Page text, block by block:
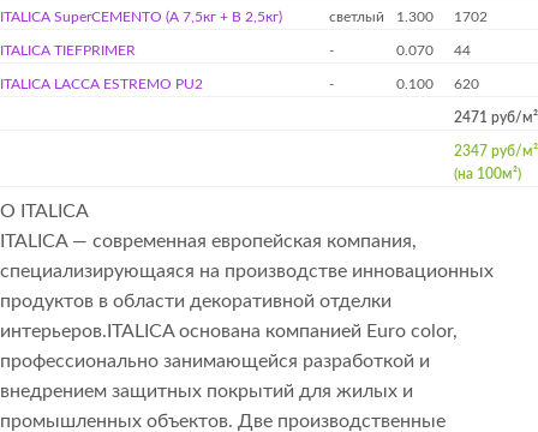
ITALICA SuperCEMENTO (А 7,5кг + B 2,5кг) светлый 1.300 1702
ITALICA TIEFPRIMER - 0.070 44
ITALICA LACCA ESTREMO PU2 - 0.100 620
2471 руб/м²
2347 руб/м²
(на 100м²)
О ITALICA
ITALICA — современная европейская компания,
специализирующаяся на производстве инновационных
продуктов в области декоративной отделки
интерьеров.ITALICA основана компанией Euro color,
профессионально занимающейся разработкой и
внедрением защитных покрытий для жилых и
промышленных объектов. Две производственные